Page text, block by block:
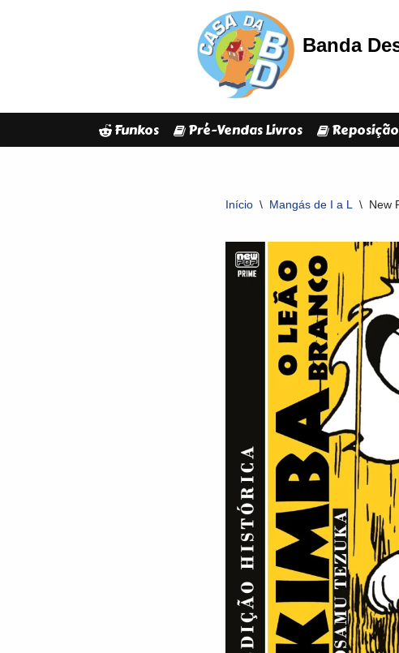
conteúdo
Banda
Funkos Pré-Vendas Livros
Início \ Mangás de I a L \ New